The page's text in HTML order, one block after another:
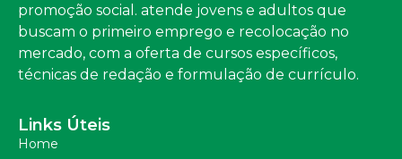
promoção social. atende jovens e adultos que
buscam o primeiro emprego e recolocação no
mercado, com a oferta de cursos específicos,
técnicas de redação e formulação de currículo.
Links Úteis
Home